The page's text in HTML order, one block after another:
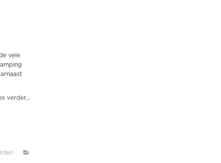
vele
verder...